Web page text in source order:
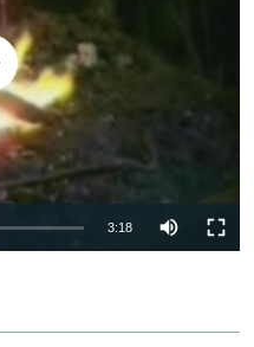
available
3:18